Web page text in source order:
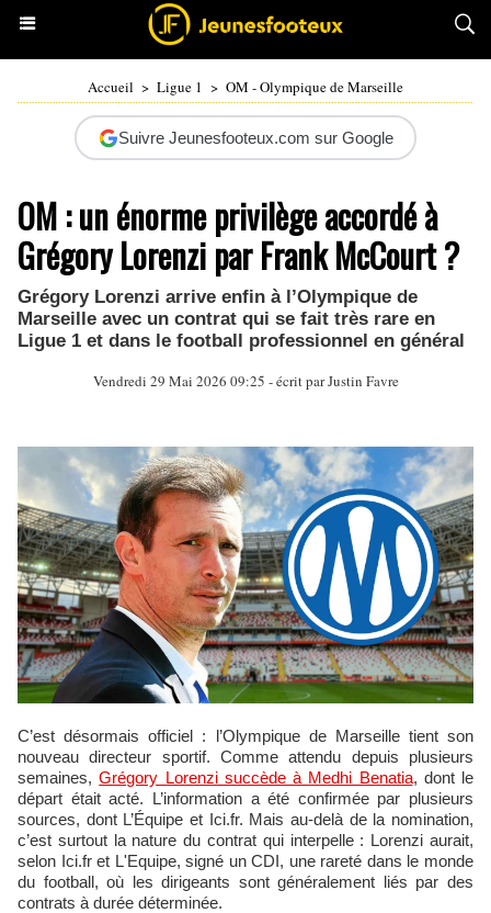
Accueil > Ligue 1 > OM - Olympique de Marseille
Suivre Jeunesfooteux.com sur Google
OM : un énorme privilège accordé à
Grégory Lorenzi par Frank McCourt ?
Grégory Lorenzi arrive enfin à l’Olympique de
Marseille avec un contrat qui se fait très rare en
Ligue 1 et dans le football professionnel en général
Vendredi 29 Mai 2026 09:25 - écrit parJustin Favre
C’est désormais officiel : l’Olympique de Marseille tient son
nouveau directeur sportif. Comme attendu depuis plusieurs
semaines,Grégory Lorenzi succède à Medhi Benatia, dont le
départ était acté. L’information a été confirmée par plusieurs
sources, dont L’Équipe et Ici.fr. Mais au-delà de la nomination,
c’est surtout la nature du contrat qui interpelle : Lorenzi aurait,
selon Ici.fr et L'Equipe, signé un CDI, une rareté dans le monde
du football, où les dirigeants sont généralement liés par des
contrats à durée déterminée.